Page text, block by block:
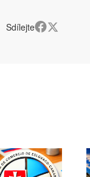
Sdílejte